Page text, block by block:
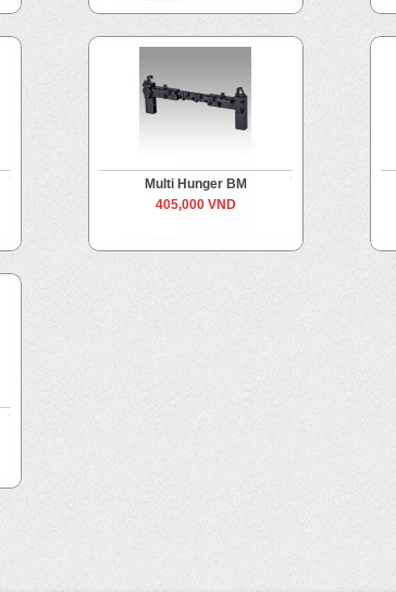
Multi Hunger BM
405,000 VND